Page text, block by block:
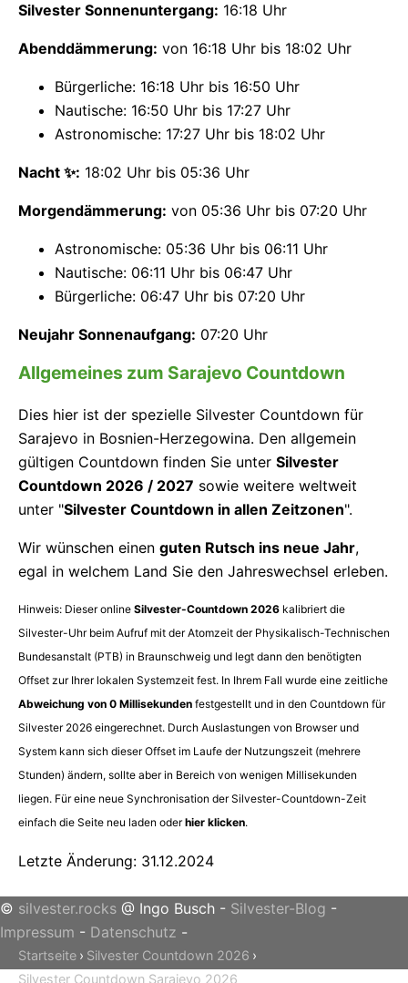
Silvester Sonnenuntergang: 16:18 Uhr
Abenddämmerung: von 16:18 Uhr bis 18:02 Uhr
Bürgerliche: 16:18 Uhr bis 16:50 Uhr
Nautische: 16:50 Uhr bis 17:27 Uhr
Astronomische: 17:27 Uhr bis 18:02 Uhr
Nacht ✨: 18:02 Uhr bis 05:36 Uhr
Morgendämmerung: von 05:36 Uhr bis 07:20 Uhr
Astronomische: 05:36 Uhr bis 06:11 Uhr
Nautische: 06:11 Uhr bis 06:47 Uhr
Bürgerliche: 06:47 Uhr bis 07:20 Uhr
Neujahr Sonnenaufgang: 07:20 Uhr
Allgemeines zum Sarajevo Countdown
Dies hier ist der spezielle Silvester Countdown für
Sarajevo in Bosnien-Herzegowina. Den allgemein
gültigen Countdown finden Sie unter Silvester
Countdown 2026 / 2027 sowie weitere weltweit
unter "Silvester Countdown in allen Zeitzonen".
Wir wünschen einen guten Rutsch ins neue Jahr,
egal in welchem Land Sie den Jahreswechsel erleben.
Hinweis: Dieser online Silvester-Countdown 2026 kalibriert die
Silvester-Uhr beim Aufruf mit der Atomzeit der Physikalisch-Technischen
Bundesanstalt (PTB) in Braunschweig und legt dann den benötigten
Offset zur Ihrer lokalen Systemzeit fest. In Ihrem Fall wurde eine zeitliche
Abweichung von 0 Millisekunden festgestellt und in den Countdown für
Silvester 2026 eingerechnet. Durch Auslastungen von Browser und
System kann sich dieser Offset im Laufe der Nutzungszeit (mehrere
Stunden) ändern, sollte aber in Bereich von wenigen Millisekunden
liegen. Für eine neue Synchronisation der Silvester-Countdown-Zeit
einfach die Seite neu laden oderhier klicken.
Letzte Änderung: 31.12.2024
© silvester.rocks @ Ingo Busch - Silvester-Blog -
Impressum - Datenschutz -
Startseite
Silvester Countdown 2026
Silvester Countdown Sarajevo 2026